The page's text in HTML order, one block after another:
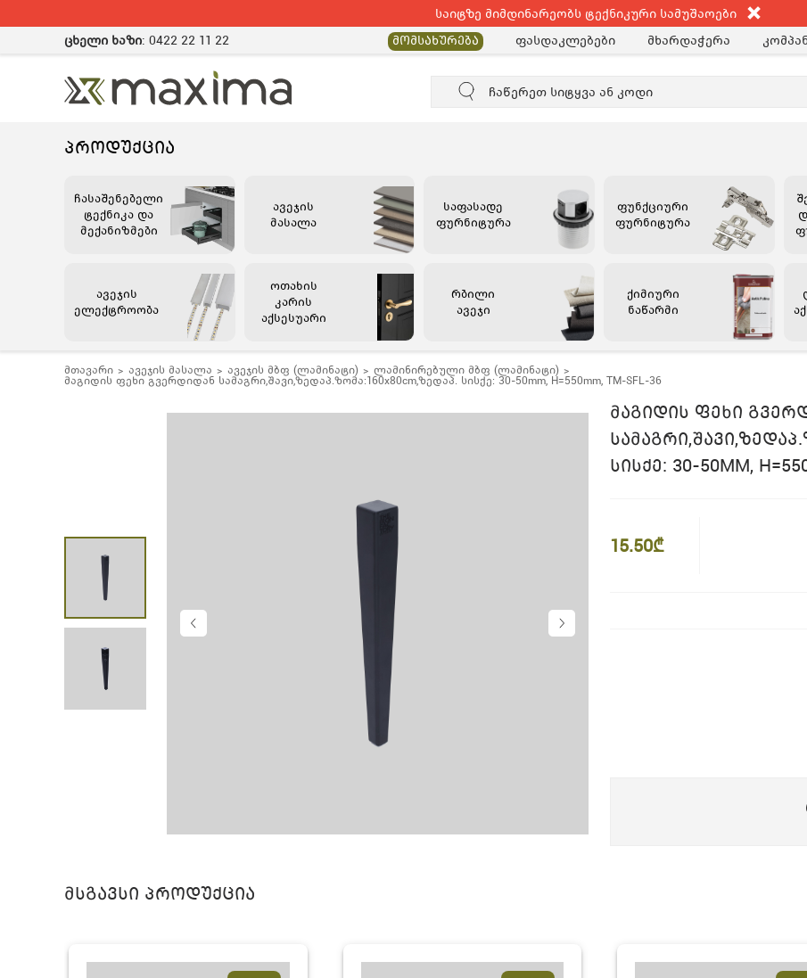
საიტზე მიმდინარეობს ტექნიკური სამუშაოები
ცხელი ხაზი: 0422 22 11 22 მომსახურება ფასდაკლებები მხარდაჭერა
ᲞᲠᲝᲓᲣᲥᲪᲘᲐ
ჩასაშენებელი
ტექნიკა და
მექანიზმები
ავეჯის
მასალა
საფასადე
ფურნიტურა
ფუნქციური
ფურნიტურა
ავეჯის
ელექტროობა
ოთახის
კარის
აქსესუარი
რბილი
ავეჯი
ქიმიური
ნაწარმი
მთავარი ავეჯის მასალა ავეჯის მბფ (ლამინატი)
ლამინირებული მბფ (ლამინატი)
მაგიდის ფეხი გვერდიდან სამაგრი,შავი,ზედაპ.ზომა:160x80cm,ზედაპ. სისქე: 30-50mm, H=550mm, TM-SFL-36
ᲛᲐᲒᲘᲓᲘᲡ ᲤᲔᲮᲘ
ᲡᲘᲡᲥᲔ: 30-50MM,
15.50₾
მსგავსი პროდუქცია